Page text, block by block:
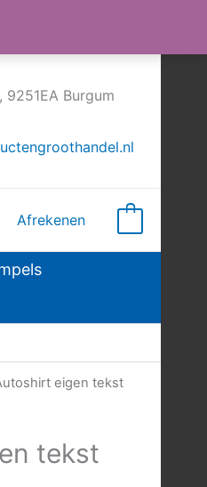
Burgum
Afrekenen
eigen tekst
tekst